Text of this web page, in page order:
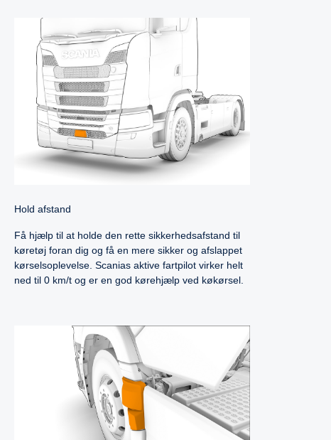
Hold afstand
Få hjælp til at holde den rette sikkerhedsafstand til
køretøj foran dig og få en mere sikker og afslappet
kørselsoplevelse. Scanias aktive fartpilot virker helt
ned til 0 km/t og er en god kørehjælp ved køkørsel.